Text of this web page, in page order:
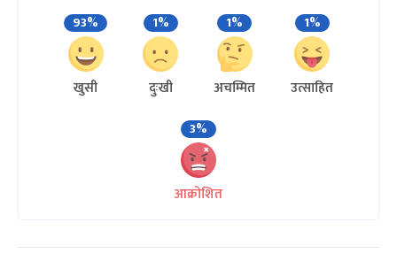
93%
खुसी
1%
दुःखी
1%
अचम्मित
1%
उत्साहित
3%
आक्रोशित